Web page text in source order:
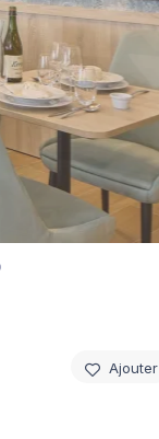
Ajouter